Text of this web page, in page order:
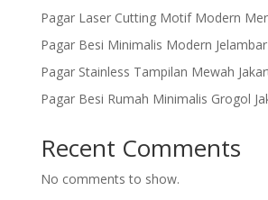
Pagar Laser Cutting Motif Modern
Pagar Besi Minimalis Modern
Pagar Stainless Tampilan Mewah
Pagar Besi Rumah Minimalis Grogol
Recent Comments
No comments to show.